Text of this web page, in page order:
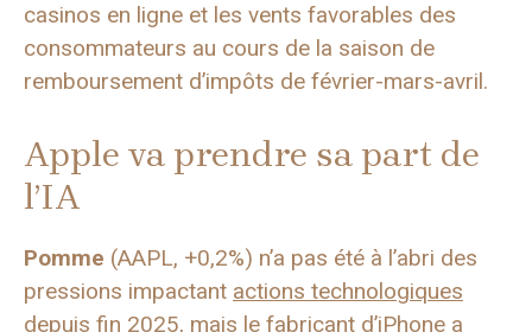
casinos en ligne et les vents favorables des
consommateurs au cours de la saison de
remboursement d’impôts de février-mars-avril.
Apple va prendre sa part de
l’IA
Pomme (AAPL, +0,2%) n’a pas été à l’abri des
pressions impactant actions technologiques
depuis fin 2025, mais le fabricant d’iPhone a